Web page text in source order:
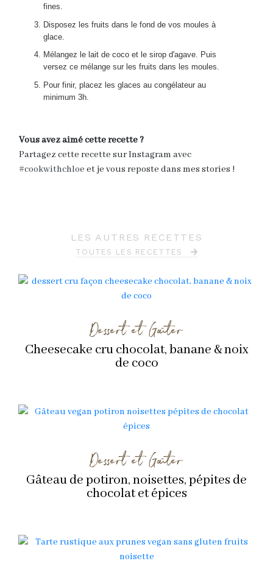
fines.
Disposez les fruits dans le fond de vos moules à
glace.
Mélangez le lait de coco et le sirop d'agave. Puis
versez ce mélange sur les fruits dans les moules.
Pour finir, placez les glaces au congélateur au
minimum 3h.
Vous avez aimé cette recette ?
Partagez cette recette sur Instagram avec
#cookwithchloe et je vous reposte dans mes stories !
LES AUTRES RECETTES
TOUTES LES RECETTES
Dessert et Goûter
Cheesecake cru chocolat, banane & noix
de coco
Dessert et Goûter
Gâteau de potiron, noisettes, pépites de
chocolat et épices